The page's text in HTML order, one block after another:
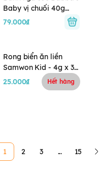
Baby vị chuối 40g
(8M+)
79.000₫
Rong biển ăn liền
Samwon Kid - 4g x 3
gói (6M+)
25.000₫ Hết hàng
1 2 3 ... 15